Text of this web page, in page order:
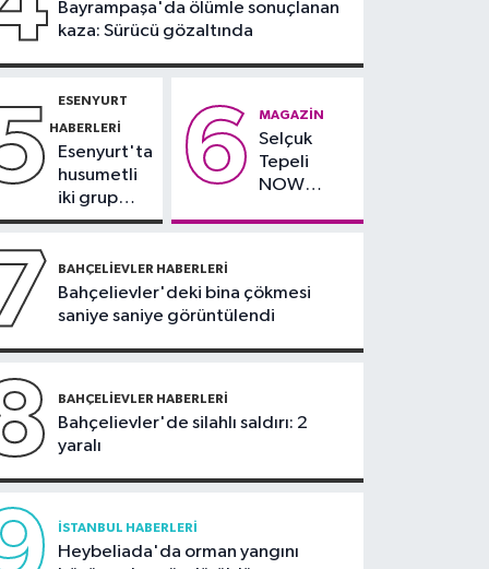
teklifi komisyonda
Bayrampaşa'da ölümle sonuçlanan
kaza: Sürücü gözaltında
ESENYURT
HABERLERI
Esenyurt'ta
husumetli
iki grup
arasında
kavga
6 MAGAZIN
Selçuk
Tepeli
NOW
BAHÇELIEVLER HABERLERI
Bahçelievler'deki bina çökmesi
saniye saniye görüntülendi
BAHÇELIEVLER HABERLERI
Bahçelievler'de silahlı saldırı: 2
yaralı
İSTANBUL HABERLERI
Heybeliada'da orman yangını